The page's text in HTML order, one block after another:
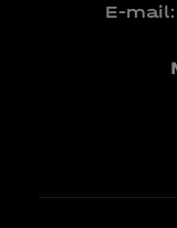
E-mail: